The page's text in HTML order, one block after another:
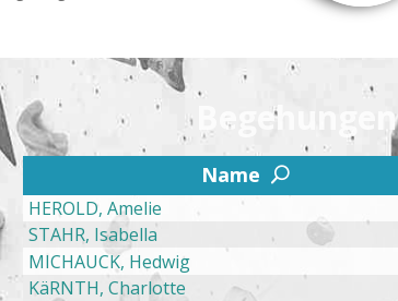
Begehungen
Name U
HEROLD, Amelie
STAHR, Isabella
MICHAUCK, Hedwig
KäRNTH, Charlotte
2